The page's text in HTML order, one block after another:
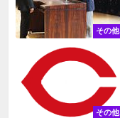
その他
その他